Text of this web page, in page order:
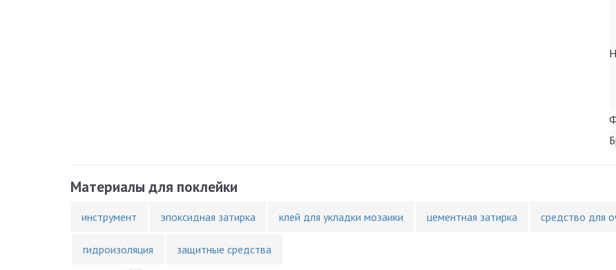
Материалы для поклейки
инструмент эпоксидная затирка клей для укладки мозаики цементная затирка средство для
гидроизоляция защитные средства